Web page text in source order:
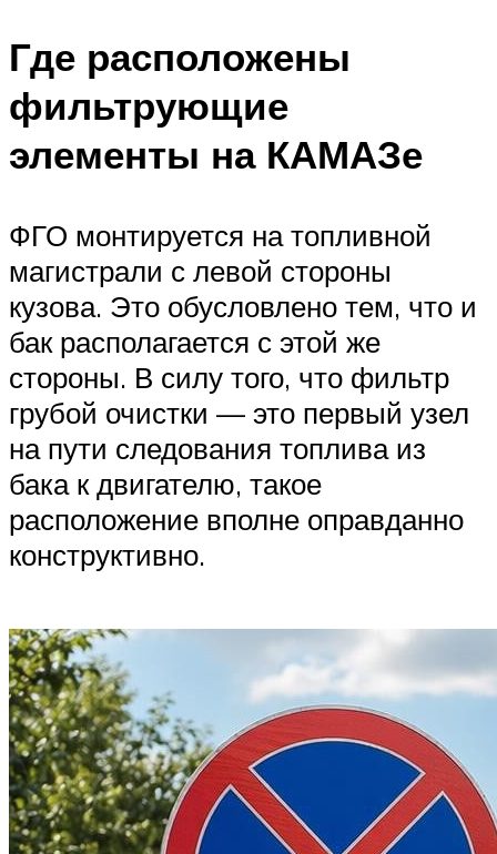
Где расположены
фильтрующие
элементы на КАМАЗе
ФГО монтируется на топливной
магистрали с левой стороны
кузова. Это обусловлено тем, что и
бак располагается с этой же
стороны. В силу того, что фильтр
грубой очистки — это первый узел
на пути следования топлива из
бака к двигателю, такое
расположение вполне оправданно
конструктивно.